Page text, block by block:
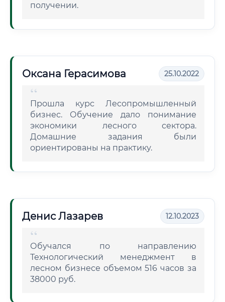
получении.
Оксана Герасимова 25.10.2022
Прошла курс Лесопромышленный
бизнес. Обучение дало понимание
экономики лесного сектора.
Домашние задания были
ориентированы на практику.
Денис Лазарев 12.10.2023
Обучался по направлению
Технологический менеджмент в
лесном бизнесе объемом 516 часов за
38000 руб.